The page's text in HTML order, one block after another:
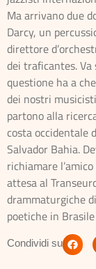
Ma arrivano due
Darcy, un
direttore
dei traficantes.
questione ha a
dei nostri
partono alla
costa occidentale
Salvador Bahia.
richiamare
attesa al
drammaturgiche
poetiche in
Condividi su